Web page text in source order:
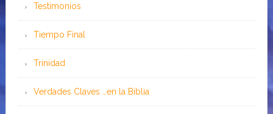
Testimonios
Tiempo Final
Trinidad
Verdades Claves …en la Biblia